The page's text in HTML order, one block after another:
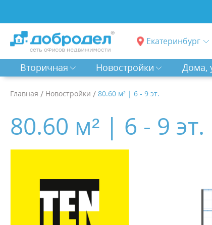
Екатеринбург
Вторичная Новостройки Дома,
Главная / Новостройки / 80.60 м² | 6 - 9 эт.
80.60 м² | 6 - 9 эт.